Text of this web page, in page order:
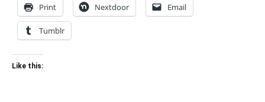
Print Nextdoor Email
Tumblr
Like this: